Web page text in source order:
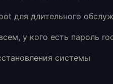
для длительного
у кого есть пароль
системы